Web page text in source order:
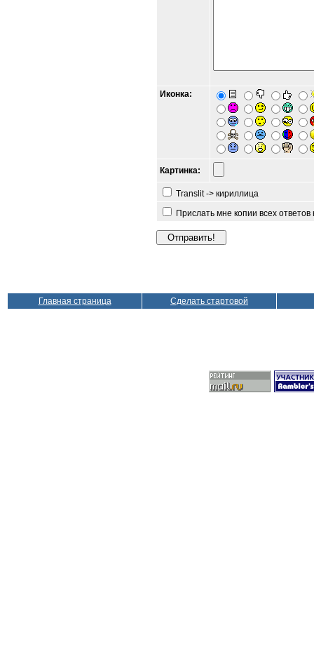
Иконка:
Картинка:
Translit -> кириллица
Прислать мне копии всех
Главная страница Сделать стартовой